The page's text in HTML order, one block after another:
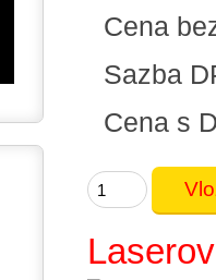
Cena
Sazba
Cena s